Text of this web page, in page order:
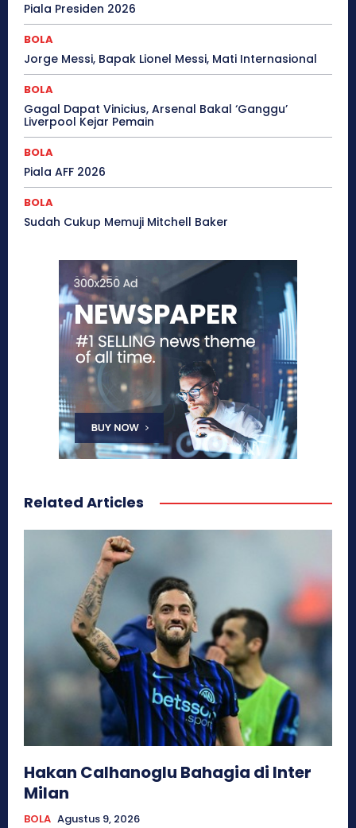
Piala Presiden 2026
BOLA
Jorge Messi, Bapak Lionel Messi, Mati Internasional
BOLA
Gagal Dapat Vinicius, Arsenal Bakal ‘Ganggu’
Liverpool Kejar Pemain
BOLA
Piala AFF 2026
BOLA
Sudah Cukup Memuji Mitchell Baker
Related Articles
Hakan Calhanoglu Bahagia di Inter
Milan
BOLA Agustus 9, 2026